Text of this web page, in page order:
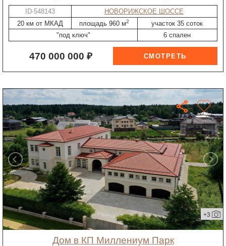
ID-548143
НОВОРИЖСКОЕ ШОССЕ
20 км от МКАД
площадь 960 м2
участок 35 соток
"под ключ"
6 спален
470 000 000 ₽
+3
дом в КП Миллениум Парк